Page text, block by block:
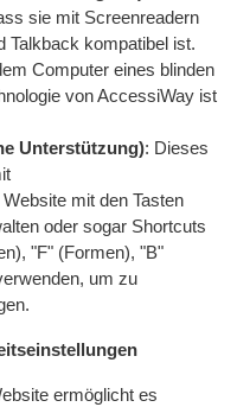
sie mit Screenreadern
Talkback kompatibel ist.
Computer eines blinden
von AccessiWay ist
Unterstützung): Dieses
mit den Tasten
oder sogar Shortcuts
"F" (Formen), "B"
um zu
ermöglicht es